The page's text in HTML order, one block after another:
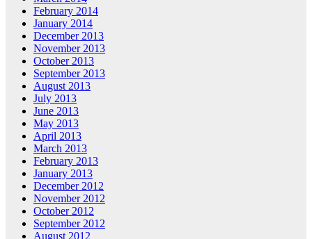
February 2014
January 2014
December 2013
November 2013
October 2013
September 2013
August 2013
July 2013
June 2013
May 2013
April 2013
March 2013
February 2013
January 2013
December 2012
November 2012
October 2012
September 2012
August 2012